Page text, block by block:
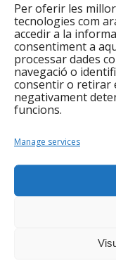
Per oferir les
tecnologies com
accedir a la
consentiment a
processar dades
navegació o
consentir o retirar
negativament
funcions.
Manage services
Espai Connecta’t
Durant el mes
han estat ateses
TIC i de lluita
competencial i la
dut a terme 39
Connecta’t
següents